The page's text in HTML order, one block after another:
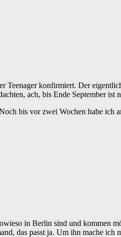
Teenager konfirmiert. Der
ach, bis Ende September
bis vor zwei Wochen habe ich
in Berlin sind und kommen
das passt ja. Um ihn mache ich